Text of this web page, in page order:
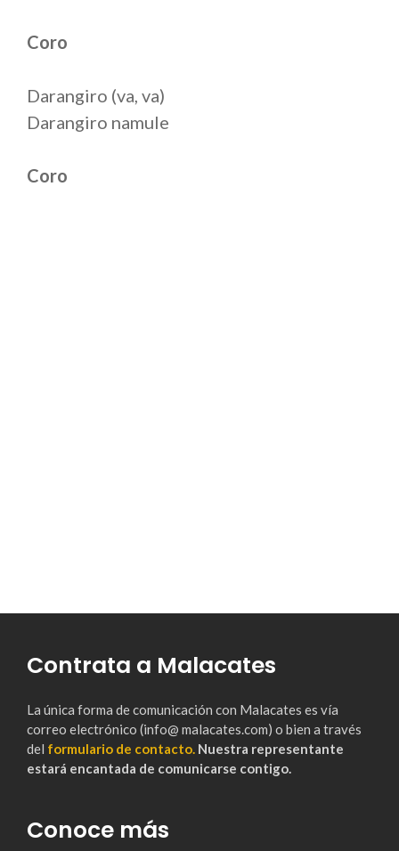
Coro
Darangiro (va, va)
Darangiro namule
Coro
Contrata a Malacates
La única forma de comunicación con Malacates es vía
correo electrónico (info@ malacates.com) o bien a través
del formulario de contacto. Nuestra representante
estará encantada de comunicarse contigo.
Conoce más